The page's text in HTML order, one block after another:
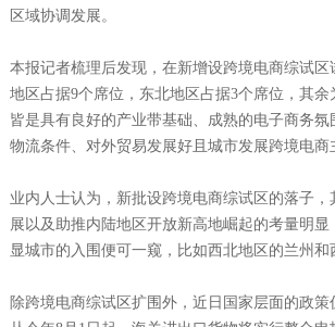
区域协调发展。
本报记者梳理后发现，在新增设跨境电商综试区
地区占据9个席位，东北地区占据3个席位，其余
皆是具有良好的产业带基础、成熟的电子商务
物流条件、对外贸易发展好且城市发展跨境电商
业内人士认为，新批设跨境电商综试区的落子
展以及助推内陆地区开放新高地崛起的考量明显
显城市的入围便可一窥，比如西北地区的兰州和
除跨境电商综试区扩围外，近日国家层面的政